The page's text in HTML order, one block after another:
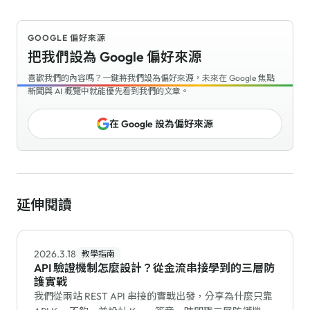
GOOGLE 偏好來源
把我們設為 Google 偏好來源
喜歡我們的內容嗎？一鍵將我們設為偏好來源，未來在 Google 焦點
新聞與 AI 概覽中就能優先看到我們的文章。
在 Google 設為偏好來源
延伸閱讀
2026.3.18 教學指南
API 驗證機制怎麼設計？從金流串接學到的三層防
護實戰
我們從兩站 REST API 串接的實戰出發，分享為什麼只靠